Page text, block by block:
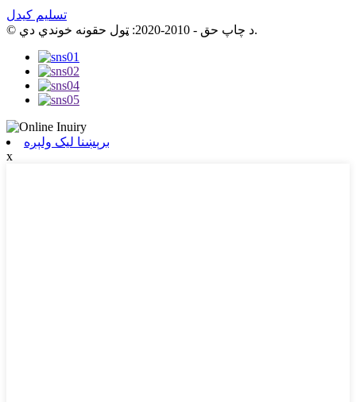
تسلیم کیدل
© د چاپ حق - 2010-2020: ټول حقونه خوندي دي.
برېښنا لیک ولېږه
x